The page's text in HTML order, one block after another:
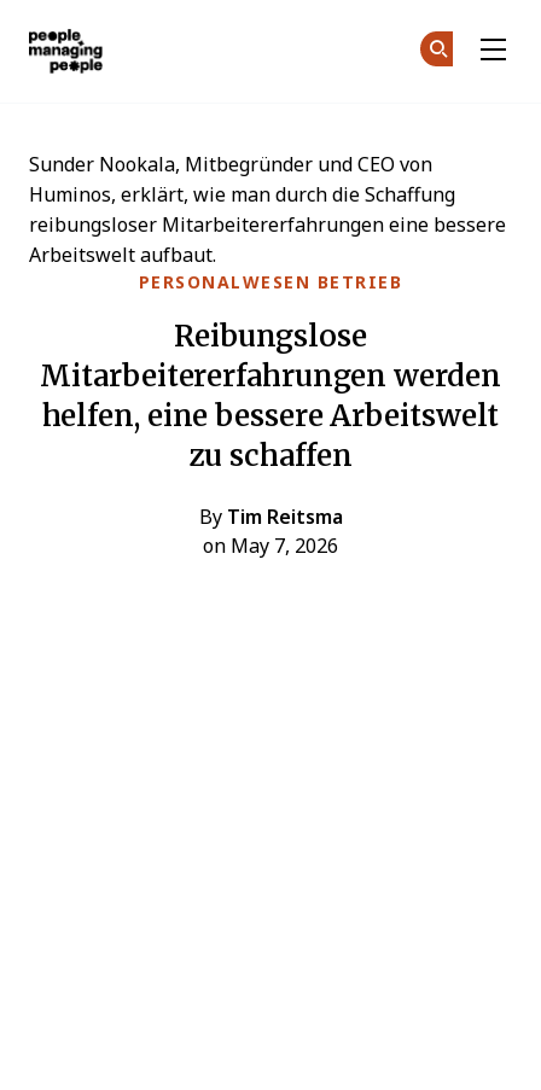
PERSONALWESEN BETRIEB
Reibungslose
Mitarbeitererfahrungen werden
helfen, eine bessere Arbeitswelt
zu schaffen
By Tim Reitsma
on May 7, 2026
Sunder Nookala, Mitbegründer und CEO von
Huminos, erklärt, wie man durch die Schaffung
reibungsloser Mitarbeitererfahrungen eine bessere
Arbeitswelt aufbaut.